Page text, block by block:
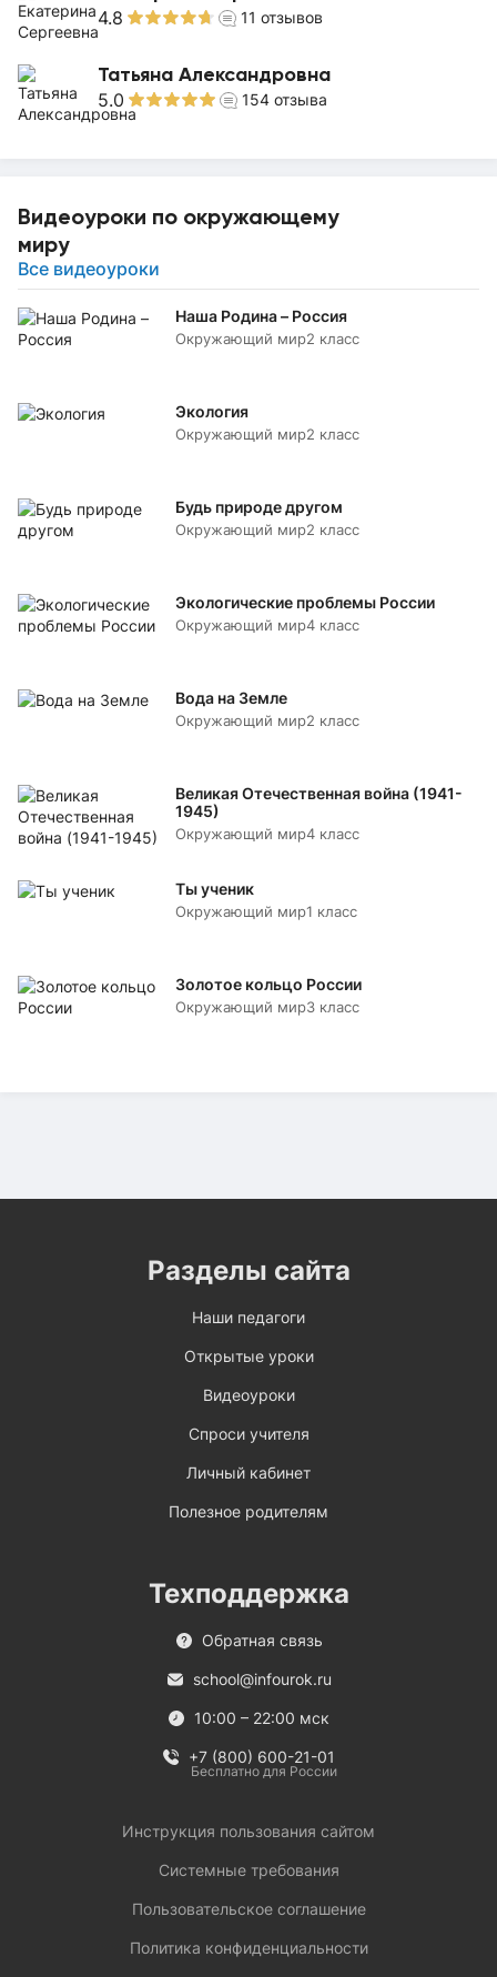
4.8 11 отзывов
Татьяна Александровна
5.0 154 отзыва
Видеоуроки по окружающему
миру
Все видеоуроки
Наша Родина – Россия
Окружающий мир2 класс
Экология
Окружающий мир2 класс
Будь природе другом
Окружающий мир2 класс
Экологические проблемы России
Окружающий мир4 класс
Вода на Земле
Окружающий мир2 класс
Великая Отечественная война (1941-
1945)
Окружающий мир4 класс
Ты ученик
Окружающий мир1 класс
Золотое кольцо России
Окружающий мир3 класс
Разделы сайта
Наши педагоги
Открытые уроки
Видеоуроки
Спроси учителя
Личный кабинет
Полезное родителям
Техподдержка
Обратная связь
school@infourok.ru
10:00 – 22:00 мск
+7 (800) 600-21-01
Бесплатно для России
Инструкция пользования сайтом
Системные требования
Пользовательское соглашение
Политика конфиденциальности